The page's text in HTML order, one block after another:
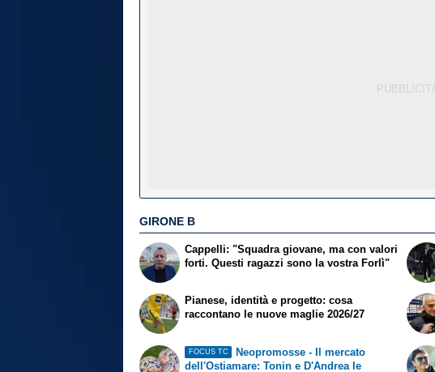
GIRONE B
Cappelli: "Squadra giovane, ma con valori
forti. Questi ragazzi sono la vostra Forlì"
Pianese, identità e progetto: cosa
raccontano le nuove maglie 2026/27
FOCUS TC
Neopromosse - Il mercato
dell'Ostiamare: Tonin e D'Andrea le